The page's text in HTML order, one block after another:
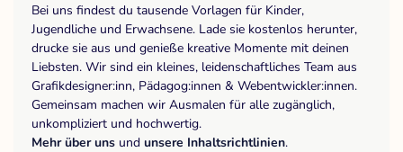
Bei uns findest du tausende Vorlagen für Kinder,
Jugendliche und Erwachsene. Lade sie kostenlos herunter,
drucke sie aus und genieße kreative Momente mit deinen
Liebsten. Wir sind ein kleines, leidenschaftliches Team aus
Grafikdesigner:inn, Pädagog:innen & Webentwickler:innen.
Gemeinsam machen wir Ausmalen für alle zugänglich,
unkompliziert und hochwertig.
Mehr über uns und unsere Inhaltsrichtlinien.